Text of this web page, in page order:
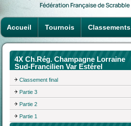
Accueil Tournois Classements
4X Ch.Rég. Champagne Lorraine
Sud-Francilien Var Estérel
Classement final
Partie 3
Partie 2
Partie 1